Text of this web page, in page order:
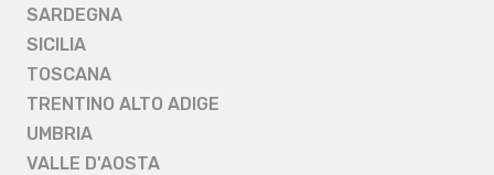
SARDEGNA
SICILIA
TOSCANA
TRENTINO ALTO ADIGE
UMBRIA
VALLE D'AOSTA